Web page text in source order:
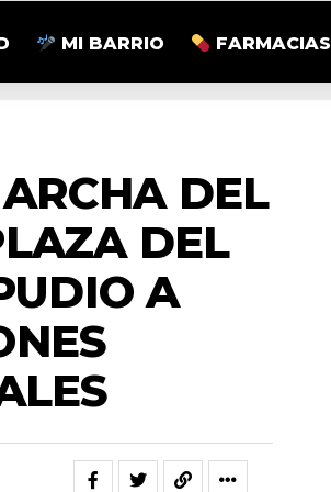
MI BARRIO FARMACIAS
DEL
DEL
A